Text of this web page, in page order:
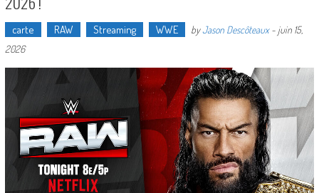
carte RAW Streaming WWE byJason Descôteaux- juin 15,
2026